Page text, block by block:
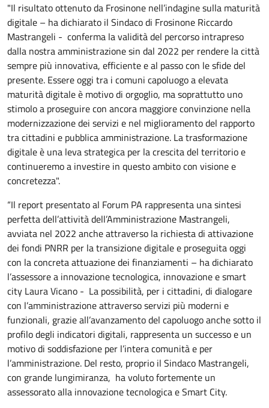
"Il risultato ottenuto da Frosinone nell’indagine sulla maturità
digitale – ha dichiarato il Sindaco di Frosinone Riccardo
Mastrangeli - conferma la validità del percorso intrapreso
dalla nostra amministrazione sin dal 2022 per rendere la città
sempre più innovativa, efficiente e al passo con le sfide del
presente. Essere oggi tra i comuni capoluogo a elevata
maturità digitale è motivo di orgoglio, ma soprattutto uno
stimolo a proseguire con ancora maggiore convinzione nella
modernizzazione dei servizi e nel miglioramento del rapporto
tra cittadini e pubblica amministrazione. La trasformazione
digitale è una leva strategica per la crescita del territorio e
continueremo a investire in questo ambito con visione e
concretezza".
“Il report presentato al Forum PA rappresenta una sintesi
perfetta dell’attività dell’Amministrazione Mastrangeli,
avviata nel 2022 anche attraverso la richiesta di attivazione
dei fondi PNRR per la transizione digitale e proseguita oggi
con la concreta attuazione dei finanziamenti – ha dichiarato
l’assessore a innovazione tecnologica, innovazione e smart
city Laura Vicano - La possibilità, per i cittadini, di dialogare
con l’amministrazione attraverso servizi più moderni e
funzionali, grazie all’avanzamento del capoluogo anche sotto il
profilo degli indicatori digitali, rappresenta un successo e un
motivo di soddisfazione per l’intera comunità e per
l’amministrazione. Del resto, proprio il Sindaco Mastrangeli,
con grande lungimiranza, ha voluto fortemente un
assessorato alla innovazione tecnologica e Smart City.